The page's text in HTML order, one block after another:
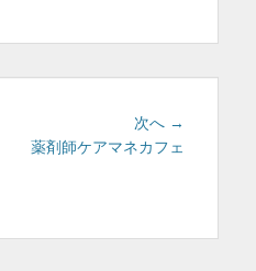
次へ →
薬剤師ケアマネカフェ